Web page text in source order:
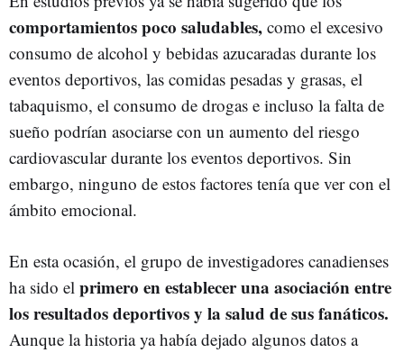
comportamientos poco saludables, como el excesivo
consumo de alcohol y bebidas azucaradas durante los
eventos deportivos, las comidas pesadas y grasas, el
tabaquismo, el consumo de drogas e incluso la falta de
sueño podrían asociarse con un aumento del riesgo
cardiovascular durante los eventos deportivos. Sin
embargo, ninguno de estos factores tenía que ver con el
ámbito emocional.
En esta ocasión, el grupo de investigadores canadienses
ha sido el primero en establecer una asociación entre
los resultados deportivos y la salud de sus fanáticos.
Aunque la historia ya había dejado algunos datos a